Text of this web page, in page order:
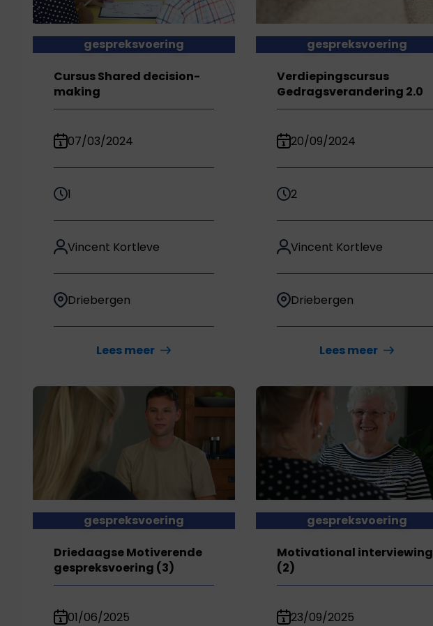
gespreksvoering
Cursus Shared decision-
making
07/03/2024
1
Vincent Kortleve
Driebergen
Lees meer
gespreksvoering
Verdiepingscursus
Gedragsverandering 2.0
20/09/2024
2
Vincent Kortleve
Driebergen
Lees meer
gespreksvoering
Driedaagse Motiverende
gespreksvoering (3)
01/06/2025
gespreksvoering
Motivational interviewing
(2)
23/09/2025